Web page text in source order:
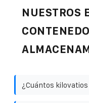
NUESTROS
¿Cuántos